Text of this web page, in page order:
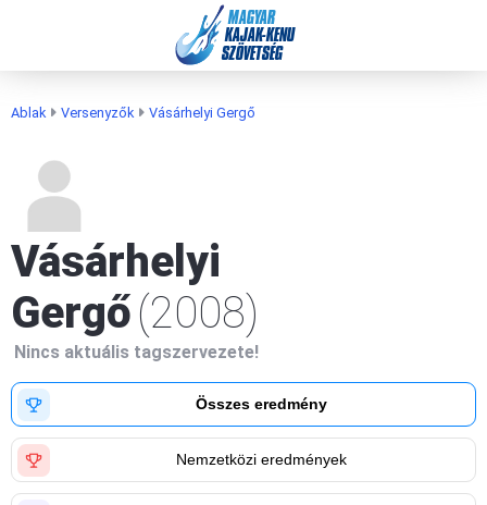
MAGYAR
KAJAK-KENU
SZÖVETSÉG
Ablak Versenyzők Vásárhelyi Gergő
Vásárhelyi
Gergő(2008)
Nincs aktuális tagszervezete!
Összes eredmény
Nemzetközi eredmények